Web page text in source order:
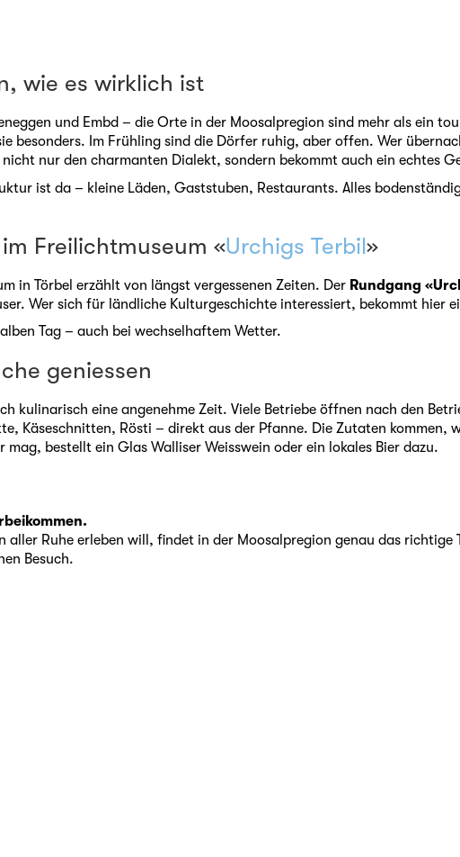
wie es wirklich ist
und Embd – die Orte in der Moosalpregion sind mehr als ein
besonders. Im Frühling sind die Dörfer ruhig, aber offen. Wer
nur den charmanten Dialekt, sondern bekommt auch ein echtes
ist da – kleine Läden, Gaststuben, Restaurants. Alles
Freilichtmuseum «Urchigs Terbil»
in Törbel erzählt von längst vergessenen Zeiten. Der Rundgang
Wer sich für ländliche Kulturgeschichte interessiert, bekommt hier
Tag – auch bei wechselhaftem Wetter.
geniessen
kulinarisch eine angenehme Zeit. Viele Betriebe öffnen nach den
Käseschnitten, Rösti – direkt aus der Pfanne. Die Zutaten
mag, bestellt ein Glas Walliser Weisswein oder ein lokales Bier dazu.
aller Ruhe erleben will, findet in der Moosalpregion genau das
Besuch.